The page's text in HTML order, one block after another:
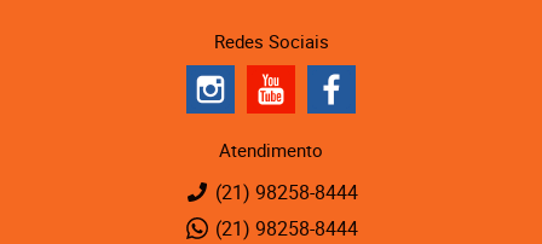
Redes Sociais
Atendimento
(21) 98258-8444
(21) 98258-8444